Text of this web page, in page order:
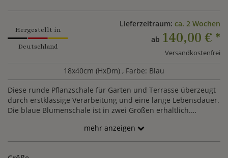
Hergestellt in
Deutschland
Lieferzeitraum: ca. 2 Wochen
ab 140,00 € *
Versandkostenfrei
18x40cm (HxDm) , Farbe: Blau
Diese runde Pflanzschale für Garten und Terrasse überzeugt
durch erstklassige Verarbeitung und eine lange Lebensdauer.
Die blaue Blumenschale ist in zwei Größen erhältlich.
heimisches Steinzeug kombiniert mit traditioneller
Handarbeit aus Deutschland: Diese modernen Pflanzgefäße
mehr anzeigen